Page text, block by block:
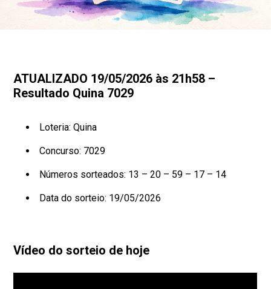
ATUALIZADO 19/05/2026 às 21h58 –
Resultado Quina 7029
Loteria: Quina
Concurso: 7029
Números sorteados: 13 – 20 – 59 – 17 – 14
Data do sorteio: 19/05/2026
Vídeo do sorteio de hoje